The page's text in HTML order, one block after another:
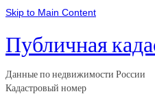
Skip to Main Content
Публичная
Данные по недвижимости России
Кадастровый номер